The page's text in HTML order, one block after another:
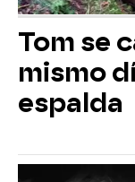
Tom se
mismo
espalda